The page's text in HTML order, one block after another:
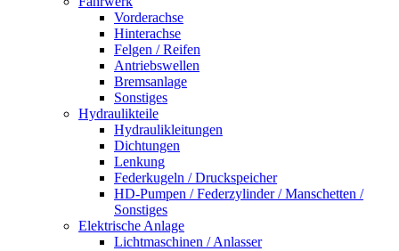
Vorderachse
Hinterachse
Felgen / Reifen
Antriebswellen
Bremsanlage
Sonstiges
Hydraulikteile
Hydraulikleitungen
Dichtungen
Lenkung
Federkugeln / Druckspeicher
HD-Pumpen / Federzylinder / Manschetten /
Sonstiges
Elektrische Anlage
Lichtmaschinen / Anlasser